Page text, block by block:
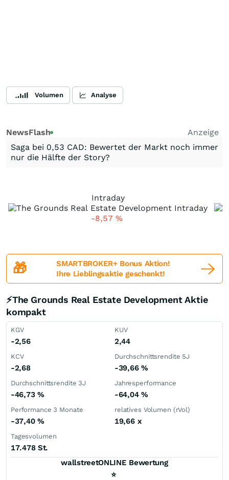
Volumen Analyse
NewsFlash
Anzeige
Saga bei 0,53 CAD: Bewertet der Markt noch immer
nur die Hälfte der Story?
Intraday
-8,57 %
🎁
SMARTBROKER+ Bonus Aktion!
Ihre Lieblingsaktie geschenkt!
⚡The Grounds Real Estate Development Aktie
kompakt
KGV
-2,56
KUV
2,44
KCV
-2,68
Durchschnittsrendite 5J
-39,66 %
Durchschnittsrendite 3J
-46,73 %
Jahresperformance
-64,04 %
Performance 3 Monate
-37,40 %
relatives Volumen (rVol)
19,66 x
Tagesvolumen
17.478 St.
wallstreetONLINE Bewertung
⭐